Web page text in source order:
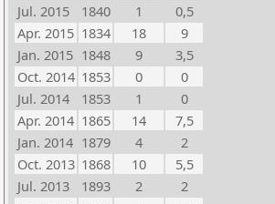
Jul. 2015
1840 1
0,5
Apr. 2015 1834 18
9
Jan. 2015 1848 9
3,5
Oct. 2014 1853 0
0
Jul. 2014
1853 1
0
Apr. 2014 1865 14
7,5
Jan. 2014 1879 4
2
Oct. 2013 1868 10
5,5
Jul. 2013
1893 2
2